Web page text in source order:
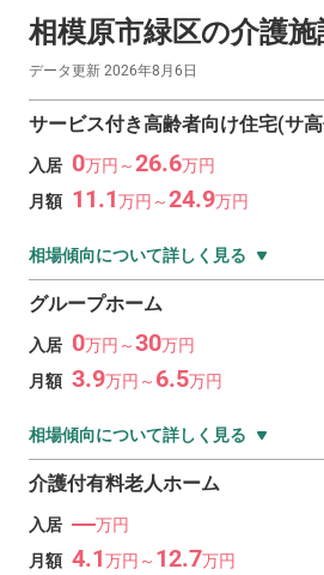
相模原市緑区の介護
データ更新 2026年8月6日
サービス付き高齢者向け住宅(サ
入居 0万円～26.6万円
月額 11.1万円～24.9万円
相場傾向について詳しく見る
グループホーム
入居 0万円～30万円
月額 3.9万円～ 6.5万円
相場傾向について詳しく見る
介護付有料老人ホーム
入居 ―万円
月額 4.1万円～ 12.7万円